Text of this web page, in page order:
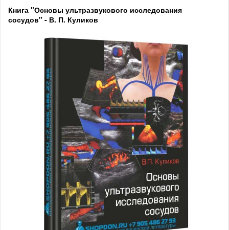
Книга "Основы ультразвукового исследования
сосудов" - В. П. Куликов